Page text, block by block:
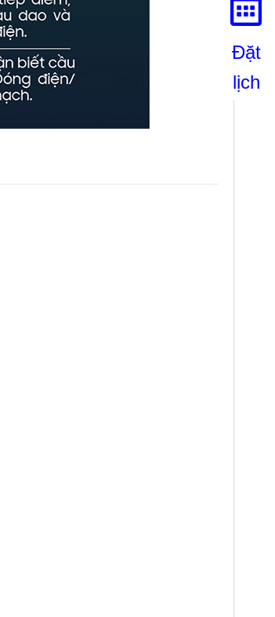
Đặt
lịch